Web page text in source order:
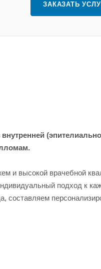
ЗАКАЗАТЬ
и высокой врачебной
подход к
составляем